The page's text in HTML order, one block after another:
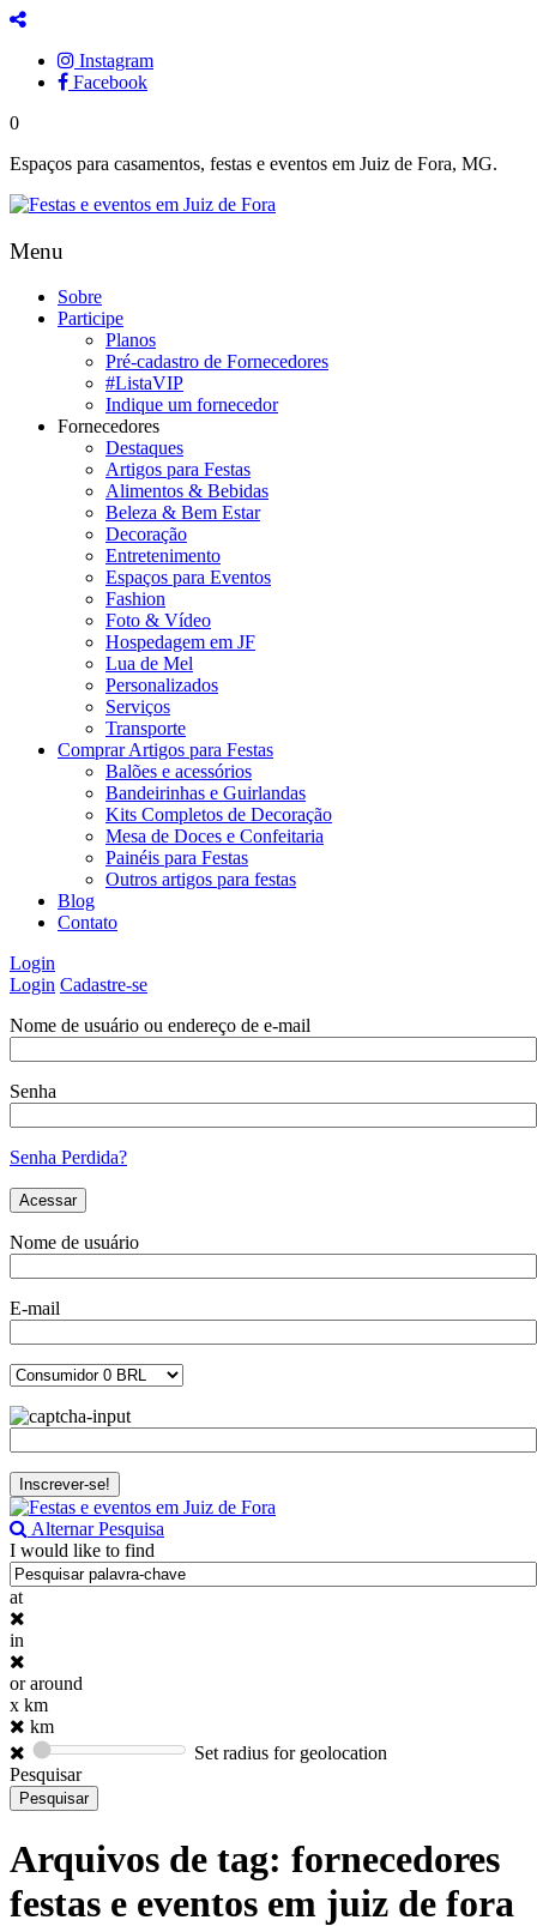
Instagram
Facebook
0
Espaços para casamentos, festas e eventos em Juiz de Fora, MG.
Menu
Sobre
Participe
Planos
Pré-cadastro de Fornecedores
#ListaVIP
Indique um fornecedor
Fornecedores
Destaques
Artigos para Festas
Alimentos & Bebidas
Beleza & Bem Estar
Decoração
Entretenimento
Espaços para Eventos
Fashion
Foto & Vídeo
Hospedagem em JF
Lua de Mel
Personalizados
Serviços
Transporte
Comprar Artigos para Festas
Balões e acessórios
Bandeirinhas e Guirlandas
Kits Completos de Decoração
Mesa de Doces e Confeitaria
Painéis para Festas
Outros artigos para festas
Blog
Contato
Login
Login Cadastre-se
Nome de usuário ou endereço de e-mail
Senha
Senha Perdida?
Nome de usuário
E-mail
Alternar Pesquisa
I would like to find
at
in
or around
x km
km
Set radius for geolocation
Pesquisar
Arquivos de tag: fornecedores
festas e eventos em juiz de fora